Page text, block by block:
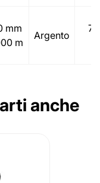
mm
m
Argento
anche